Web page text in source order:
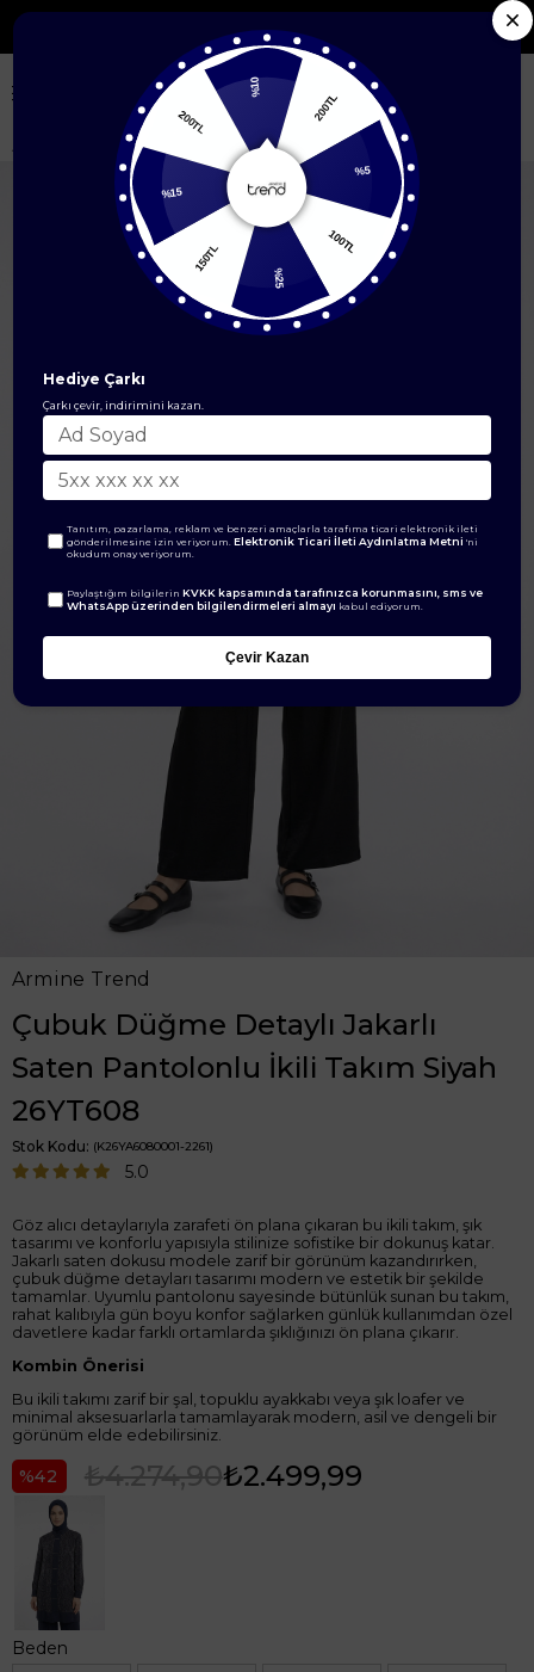
Seçili Yeni Sezon Ürünlerde %50'ye Varan İndirim
ÜST GİYİM İkili Takım
Armine Trend
Çubuk Düğme Detaylı Jakarlı
Saten Pantolonlu İkili Takım Siyah
26YT608
Stok Kodu (K26YA6080001-2261)
5.0
Göz alıcı detaylarıyla zarafeti ön plana çıkaran bu ikili takım, şık
tasarımı ve konforlu yapısıyla stilinize sofistike bir dokunuş katar.
Jakarlı saten dokusu modele zarif bir görünüm kazandırırken,
çubuk düğme detayları tasarımı modern ve estetik bir şekilde
tamamlar. Uyumlu pantolonu sayesinde bütünlük sunan bu takım,
rahat kalıbıyla gün boyu konfor sağlarken günlük kullanımdan özel
davetlere kadar farklı ortamlarda şıklığınızı ön plana çıkarır.
Kombin Önerisi
Bu ikili takımı zarif bir şal, topuklu ayakkabı veya şık loafer ve
minimal aksesuarlarla tamamlayarak modern, asil ve dengeli bir
görünüm elde edebilirsiniz.
42 ₺4.274,90₺2.499,99
Beden
200TL
100TL
150TL
200TL
Hediye Çarkı
Çarkı çevir, indirimini kazan.
Tanıtım, pazarlama, reklam ve benzeri amaçlarla tarafıma ticari elektronik ileti
gönderilmesine izin veriyorum.Elektronik Ticari İleti Aydınlatma Metni 'ni
okudum onay veriyorum.
Paylaştığım bilgilerinKVKK kapsamında tarafınızca korunmasını, sms ve
WhatsApp üzerinden bilgilendirmeleri almayı kabul ediyorum.
Çevir Kazan